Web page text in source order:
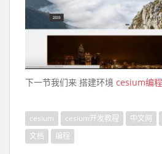
下一节我们来 搭建环境 cesium编
cesium cesium开发教程 中文网
文档
编程